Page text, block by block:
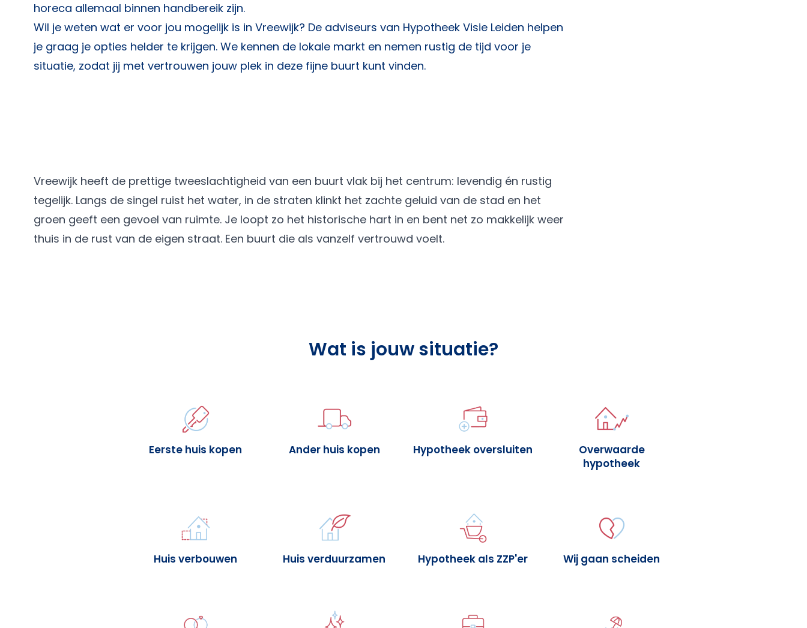
horeca allemaal binnen handbereik zijn.
Wil je weten wat er voor jou mogelijk is in Vreewijk? De adviseurs van Hypotheek Visie Leiden helpen
je graag je opties helder te krijgen. We kennen de lokale markt en nemen rustig de tijd voor je
situatie, zodat jij met vertrouwen jouw plek in deze fijne buurt kunt vinden.
Vreewijk heeft de prettige tweeslachtigheid van een buurt vlak bij het centrum: levendig én rustig
tegelijk. Langs de singel ruist het water, in de straten klinkt het zachte geluid van de stad en het
groen geeft een gevoel van ruimte. Je loopt zo het historische hart in en bent net zo makkelijk weer
thuis in de rust van de eigen straat. Een buurt die als vanzelf vertrouwd voelt.
Wat is jouw situatie?
Eerste huis kopen Ander huis kopen Hypotheek oversluiten
Overwaarde
hypotheek
Huis verbouwen Huis verduurzamen Hypotheek als ZZP'er Wij gaan scheiden